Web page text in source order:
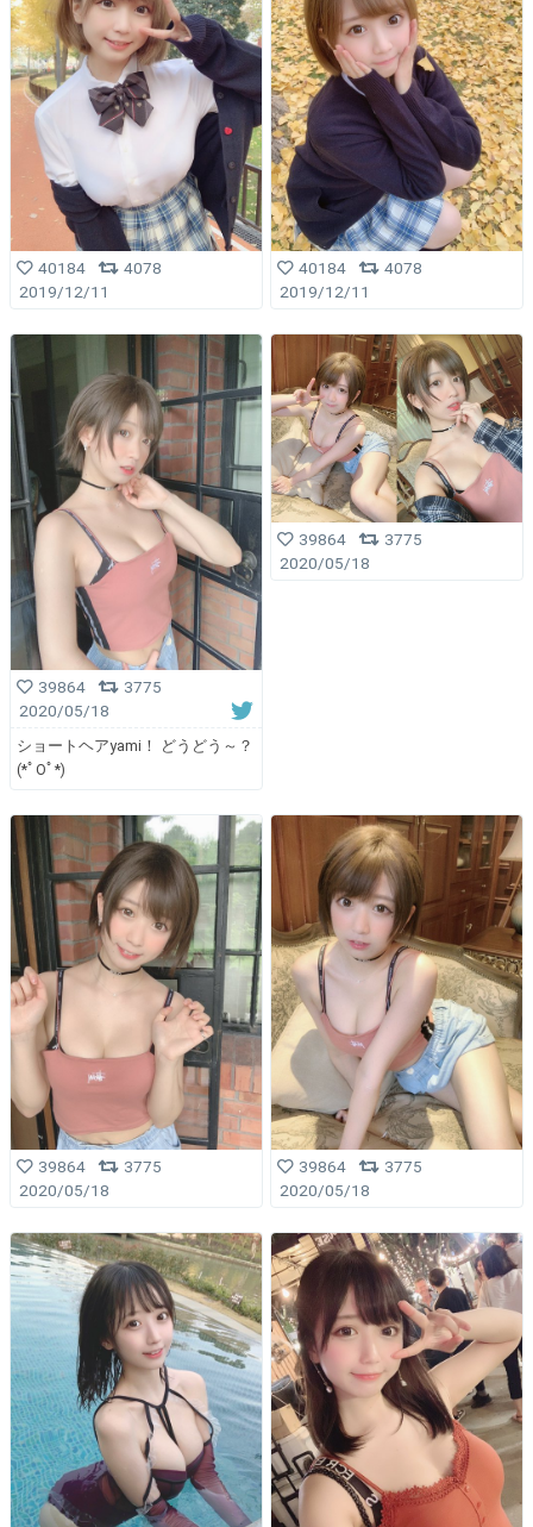
40184
4078
2019/12/11
40184
4078
2019/12/11
39864
3775
2020/05/18
ショートヘアyami！ どうどう～？
(*ﾟOﾟ*)
39864
3775
2020/05/18
39864
3775
2020/05/18
39864
3775
2020/05/18